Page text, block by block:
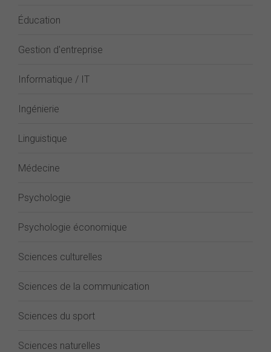
Éducation
Gestion d'entreprise
Informatique / IT
Ingénierie
Linguistique
Médecine
Psychologie
Psychologie économique
Sciences culturelles
Sciences de la communication
Sciences du sport
Sciences naturelles